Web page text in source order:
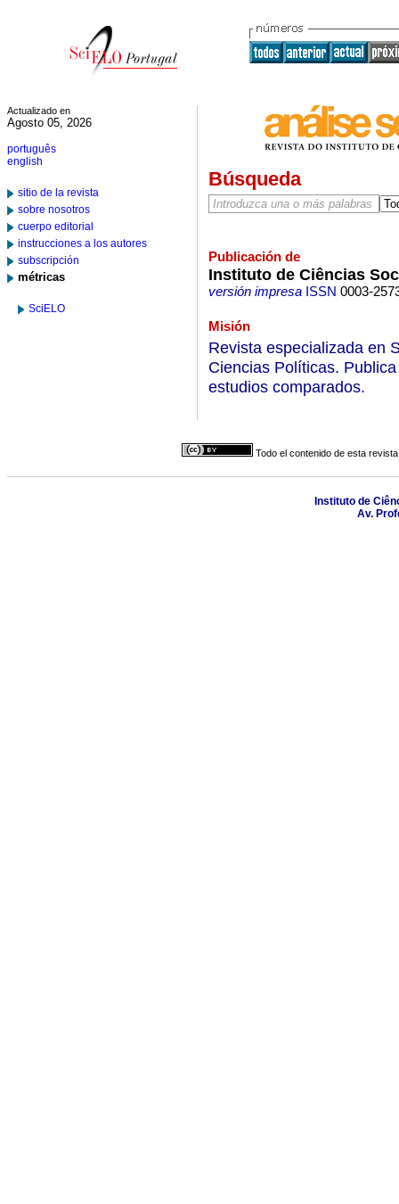
Actualizado en
Agosto 05, 2026
português
english
sitio de la revista
sobre nosotros
cuerpo editorial
instrucciones a los autores
subscripción
métricas
SciELO
Búsqueda
Publicación de
Instituto de Ciências
versión impresaISSN 0003-
Misión
Revista especializada en
Ciencias Políticas.
estudios comparados.
Todo el contenido de esta
Instituto de
Av.